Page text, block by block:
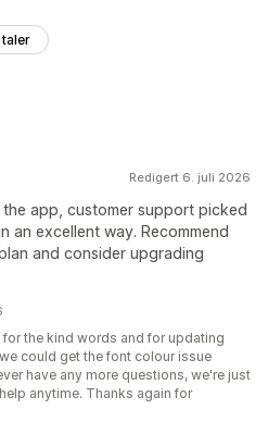
Redigert 6. juli 2026
the app, customer support picked
an excellent way. Recommend
and consider upgrading
the kind words and for updating
could get the font colour issue
have any more questions, we're just
anytime. Thanks again for